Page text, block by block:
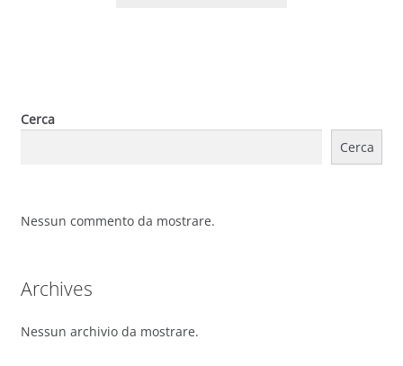
Cerca
Cerca
Nessun commento da mostrare.
Archives
Nessun archivio da mostrare.